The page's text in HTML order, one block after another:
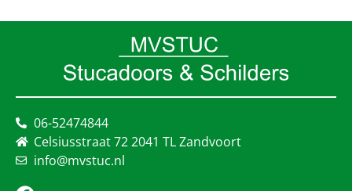
06-52474844
Celsiusstraat 72 2041 TL Zandvoort
info@mvstuc.nl